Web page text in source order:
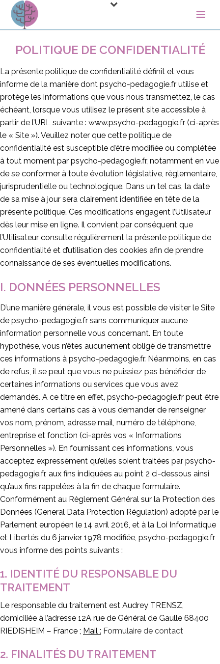
POLITIQUE DE CONFIDENTIALITÉ
La présente politique de confidentialité définit et vous
informe de la manière dont psycho-pedagogie.fr utilise et
protège les informations que vous nous transmettez, le cas
échéant, lorsque vous utilisez le présent site accessible à
partir de l’URL suivante : www.psycho-pedagogie.fr (ci-après
le « Site »). Veuillez noter que cette politique de
confidentialité est susceptible d’être modifiée ou complétée
à tout moment par psycho-pedagogie.fr, notamment en vue
de se conformer à toute évolution législative, règlementaire,
jurisprudentielle ou technologique. Dans un tel cas, la date
de sa mise à jour sera clairement identifiée en tête de la
présente politique. Ces modifications engagent l’Utilisateur
dès leur mise en ligne. Il convient par conséquent que
l’Utilisateur consulte régulièrement la présente politique de
confidentialité et d’utilisation des cookies afin de prendre
connaissance de ses éventuelles modifications.
I. DONNÉES PERSONNELLES
D’une manière générale, il vous est possible de visiter le Site
de psycho-pedagogie.fr sans communiquer aucune
information personnelle vous concernant. En toute
hypothèse, vous n’êtes aucunement obligé de transmettre
ces informations à psycho-pedagogie.fr. Néanmoins, en cas
de refus, il se peut que vous ne puissiez pas bénéficier de
certaines informations ou services que vous avez
demandés. A ce titre en effet, psycho-pedagogie.fr peut être
amené dans certains cas à vous demander de renseigner
vos nom, prénom, adresse mail, numéro de téléphone,
entreprise et fonction (ci-après vos « Informations
Personnelles »). En fournissant ces informations, vous
acceptez expressément qu’elles soient traitées par psycho-
pedagogie.fr, aux fins indiquées au point 2 ci-dessous ainsi
qu’aux fins rappelées à la fin de chaque formulaire.
Conformément au Règlement Général sur la Protection des
Données (General Data Protection Régulation) adopté par le
Parlement européen le 14 avril 2016, et à la Loi Informatique
et Libertés du 6 janvier 1978 modifiée, psycho-pedagogie.fr
vous informe des points suivants :
1. IDENTITÉ DU RESPONSABLE DU
TRAITEMENT
Le responsable du traitement est Audrey TRENSZ,
domiciliée à l’adresse 12A rue de Général de Gaulle 68400
RIEDISHEIM – France ; Mail : Formulaire de contact
2. FINALITÉS DU TRAITEMENT